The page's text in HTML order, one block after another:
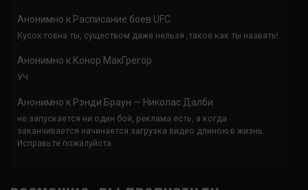
Анонимно к Расписание боев UFC
Кусок говна ты, существом даже нельзя ,такое как ты назвать!
Анонимно к Конор МакГрегор
УЧ
Анонимно к Рэнди Браун — Николас Далби
не запускается ни один бой, реклама есть, а когда
заканчивается начинается загрузка видео длиною в жизнь.
Исправьте пожалуйста